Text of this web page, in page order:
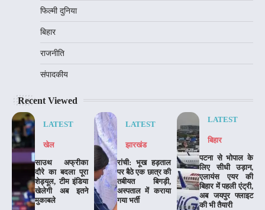
फिल्मी दुनिया
बिहार
राजनीति
संपादकीय
Recent Viewed
LATEST
खेल
साउथ अफ्रीका
दौरे का बदला पूरा
शेड्यूल, टीम इंडिया
खेलेगी अब इतने
मुकाबले
LATEST
झारखंड
रांची: भूख हड़ताल
पर बैठे एक छात्र की
तबीयत बिगड़ी,
अस्पताल में कराया
गया भर्ती
LATEST
बिहार
पटना से भोपाल के
लिए सीधी उड़ान,
एलायंस एयर की
बिहार में पहली एंट्री,
अब जयपुर फ्लाइट
की भी तैयारी